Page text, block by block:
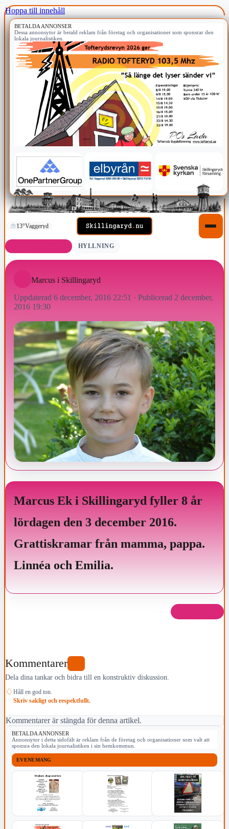
Hoppa till innehåll
BETALDA ANNONSER
Dessa annonsytor är betald reklam från företag och organisationer som sponsrar den
lokala journalistiken.
13°Vaggeryd
HYLLNING
Marcus i Skillingaryd
Uppdaterad 6 december, 2016 22:51 · Publicerad 2 december,
2016 19:30
Marcus Ek i Skillingaryd fyller 8 år
lördagen den 3 december 2016.
Grattiskramar från mamma, pappa.
Linnéa och Emilia.
Kommentarer
Dela dina tankar och bidra till en konstruktiv diskussion.
♢ Håll en god ton.
Skriv sakligt och respektfullt.
Kommentarer är stängda för denna artikel.
BETALDA ANNONSER
Annonsytor i detta sidofält är reklam från de företag och organisationer som valt att
sponsra den lokala journalistiken i sin hemkommun.
EVENEMANG